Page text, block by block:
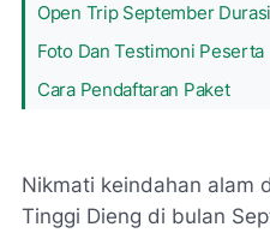
Open Trip September
Foto Dan Testimoni Peserta
Cara Pendaftaran Paket
Nikmati keindahan alam
Tinggi Dieng di bulan